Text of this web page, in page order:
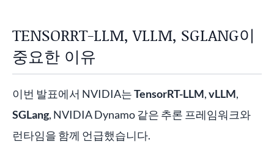
TENSORRT-LLM, VLLM, SGLANG이
중요한 이유
이번 발표에서 NVIDIA는TensorRT-LLM,vLLM,
SGLang, NVIDIA Dynamo 같은 추론 프레임워크와
런타임을 함께 언급했습니다.